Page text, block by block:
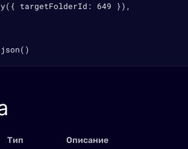
targetFolderId: 649 }),
Тип Описание